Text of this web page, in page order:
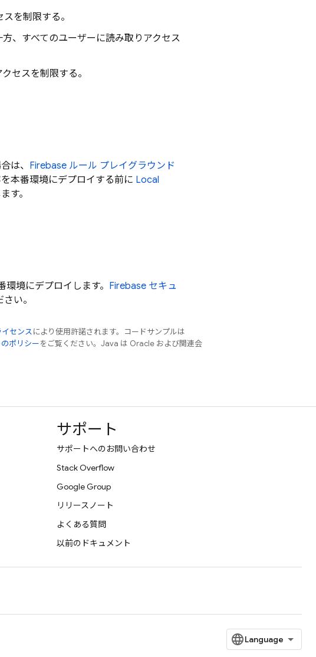
を制限する。
、すべてのユーザーに読み取りアクセス
セスを制限する。
は、 Firebase ルール プレイグラウンド
本番環境にデプロイする前に Local
す。
境にデプロイします。 Firebase セキュ
い。
センスにより使用許諾されます。コードサンプルは
ポリシーをご覧ください。Java は Oracle および関連会
サポート
サポートへのお問い合わせ
Stack Overflow
Google Group
リリースノート
よくある質問
以前のドキュメント